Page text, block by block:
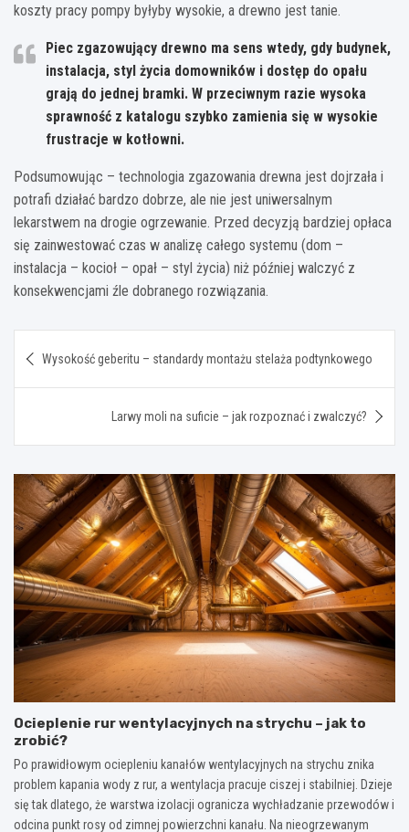
koszty pracy pompy byłyby wysokie, a drewno jest tanie.
Piec zgazowujący drewno ma sens wtedy, gdy budynek,
instalacja, styl życia domowników i dostęp do opału
grają do jednej bramki. W przeciwnym razie wysoka
sprawność z katalogu szybko zamienia się w wysokie
frustracje w kotłowni.
Podsumowując – technologia zgazowania drewna jest dojrzała i
potrafi działać bardzo dobrze, ale nie jest uniwersalnym
lekarstwem na drogie ogrzewanie. Przed decyzją bardziej opłaca
się zainwestować czas w analizę całego systemu (dom –
instalacja – kocioł – opał – styl życia) niż później walczyć z
konsekwencjami źle dobranego rozwiązania.
wpisu
Wysokość geberitu – standardy montażu stelaża podtynkowego
Larwy moli na suficie – jak rozpoznać i zwalczyć?
Ocieplenie rur wentylacyjnych na strychu – jak to
zrobić?
Po prawidłowym ociepleniu kanałów wentylacyjnych na strychu znika
problem kapania wody z rur, a wentylacja pracuje ciszej i stabilniej. Dzieje
się tak dlatego, że warstwa izolacji ogranicza wychładzanie przewodów i
odcina punkt rosy od zimnej powierzchni kanału. Na nieogrzewanym